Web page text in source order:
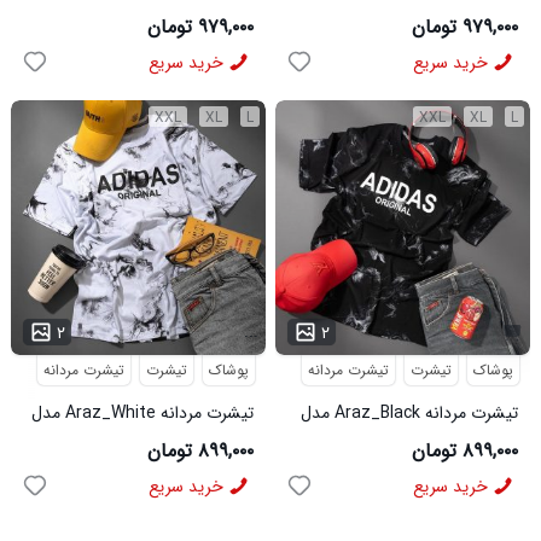
مدل 3996
۹۷۹,۰۰۰ تومان
خرید سریع
مدل 3995
۹۷۹,۰۰۰ تومان
خرید سریع
L
XL
XXL
۲ ...
پوشاک تیشرت تیشرت مردانه
تیشرت مردانه Araz_White مدل
3992
۸۹۹,۰۰۰ تومان
خرید سریع
L
XL
XXL
۲
پوشاک تیشرت تیشرت مردانه
تیشرت مردانه Araz_Black مدل
3991
۸۹۹,۰۰۰ تومان
خرید سریع